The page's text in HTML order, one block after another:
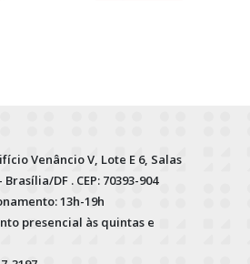
Venâncio V, Lote E 6, Salas
Brasília/DF . CEP: 70393-904
13h-19h
presencial às quintas e